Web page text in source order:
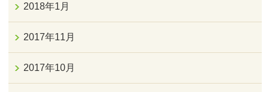
2018年1月
2017年11月
2017年10月